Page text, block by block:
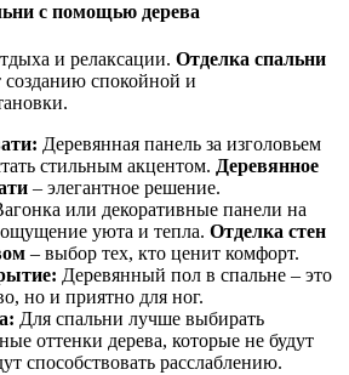
с помощью дерева
и релаксации. Отделка спальни
созданию спокойной и
Деревянная панель за изголовьем
стильным акцентом. Деревянное
– элегантное решение.
или декоративные панели на
ощущение уюта и тепла. Отделка стен
– выбор тех, кто ценит комфорт.
Деревянный пол в спальне – это
но и приятно для ног.
Для спальни лучше выбирать
оттенки дерева, которые не будут
способствовать расслаблению.